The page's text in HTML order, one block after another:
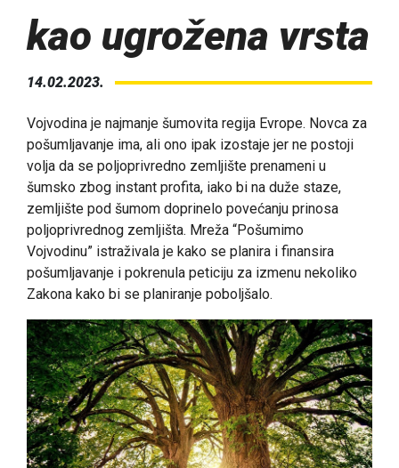
kao ugrožena vrsta
14.02.2023.
Vojvodina je najmanje šumovita regija Evrope. Novca za
pošumljavanje ima, ali ono ipak izostaje jer ne postoji
volja da se poljoprivredno zemljište prenameni u
šumsko zbog instant profita, iako bi na duže staze,
zemljište pod šumom doprinelo povećanju prinosa
poljoprivrednog zemljišta. Mreža “Pošumimo
Vojvodinu” istraživala je kako se planira i finansira
pošumljavanje i pokrenula peticiju za izmenu nekoliko
Zakona kako bi se planiranje poboljšalo.